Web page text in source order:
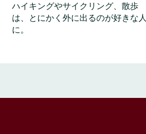
ハイキングやサイクリング、散歩
は、とにかく外に出るのが好きな人
に。